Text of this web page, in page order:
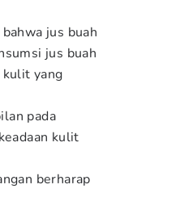
jus buah
jus buah
kulit yang
pada
kulit
berharap